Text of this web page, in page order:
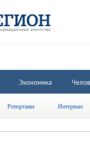
Экономика
Репортажи Интервью